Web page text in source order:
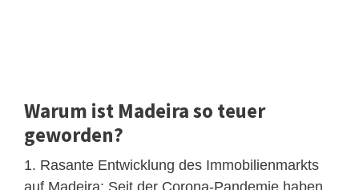
Warum ist Madeira so teuer
geworden?
1. Rasante Entwicklung des Immobilienmarkts
auf Madeira: Seit der Corona-Pandemie haben